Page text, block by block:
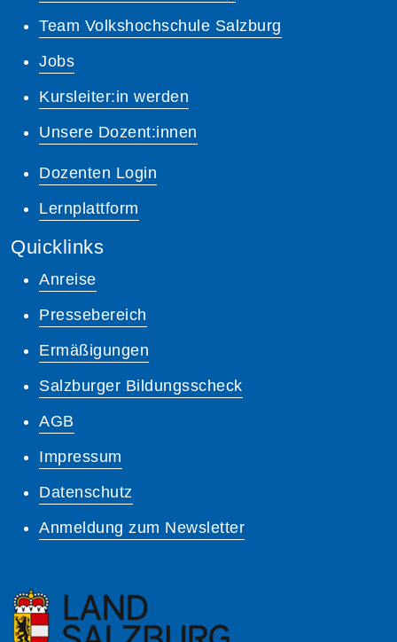
Team Volkshochschule Salzburg
Jobs
Kursleiter:in werden
Unsere Dozent:innen
Dozenten Login
Lernplattform
Quicklinks
Anreise
Pressebereich
Ermäßigungen
Salzburger Bildungsscheck
AGB
Impressum
Datenschutz
Anmeldung zum Newsletter